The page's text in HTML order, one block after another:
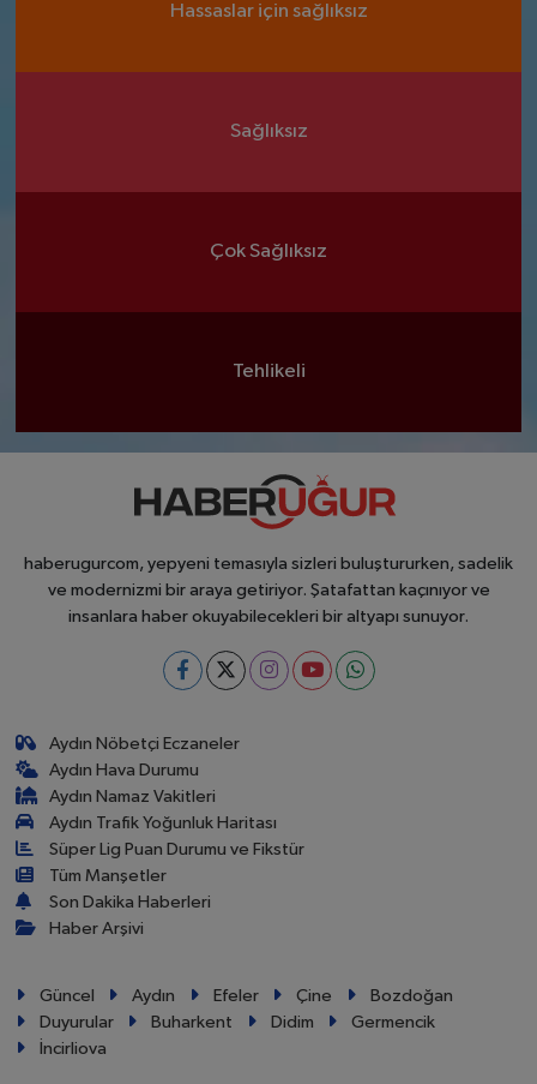
Hassaslar için sağlıksız
Sağlıksız
Çok Sağlıksız
Tehlikeli
haberugurcom, yepyeni temasıyla sizleri buluştururken, sadelik
ve modernizmi bir araya getiriyor. Şatafattan kaçınıyor ve
insanlara haber okuyabilecekleri bir altyapı sunuyor.
Aydın Nöbetçi Eczaneler
Aydın Hava Durumu
Aydın Namaz Vakitleri
Aydın Trafik Yoğunluk Haritası
Süper Lig Puan Durumu ve Fikstür
Tüm Manşetler
Son Dakika Haberleri
Haber Arşivi
Güncel Aydın Efeler Çine
Bozdoğan
Duyurular
Buharkent Didim
Germencik
İncirliova